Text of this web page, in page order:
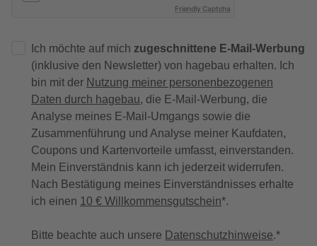
Friendly Captcha
Ich möchte auf mich zugeschnittene E-Mail-Werbung
(inklusive den Newsletter) von hagebau erhalten. Ich
bin mit der Nutzung meiner personenbezogenen
Daten durch hagebau, die E-Mail-Werbung, die
Analyse meines E-Mail-Umgangs sowie die
Zusammenführung und Analyse meiner Kaufdaten,
Coupons und Kartenvorteile umfasst, einverstanden.
Mein Einverständnis kann ich jederzeit widerrufen.
Nach Bestätigung meines Einverständnisses erhalte
ich einen 10 € Willkommensgutschein*.
Bitte beachte auch unsere Datenschutzhinweise.